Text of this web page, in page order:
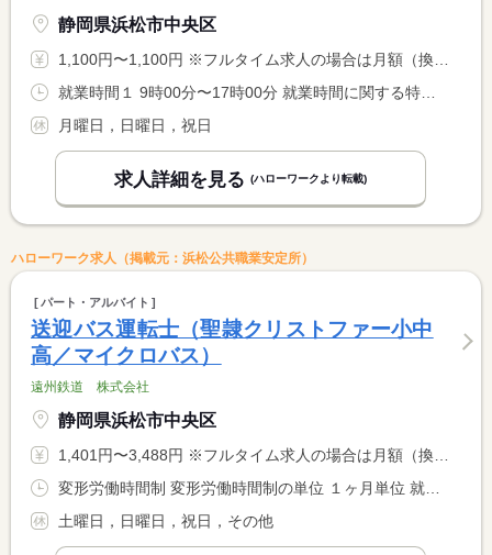
静岡県浜松市中央区
1,100円〜1,100円 ※フルタイム求人の場合は月額（換算額）、パート求人の場合は時間額を表示しています。
月曜日，日曜日，祝日
求人詳細を見る (ハローワークより転載)
ハローワーク求人（掲載元：浜松公共職業安定所）
パート・アルバイト
送迎バス運転士（聖隷クリストファー小中
高／マイクロバス）
遠州鉄道 株式会社
静岡県浜松市中央区
1,401円〜3,488円 ※フルタイム求人の場合は月額（換算額）、パート求人の場合は時間額を表示しています。
土曜日，日曜日，祝日，その他